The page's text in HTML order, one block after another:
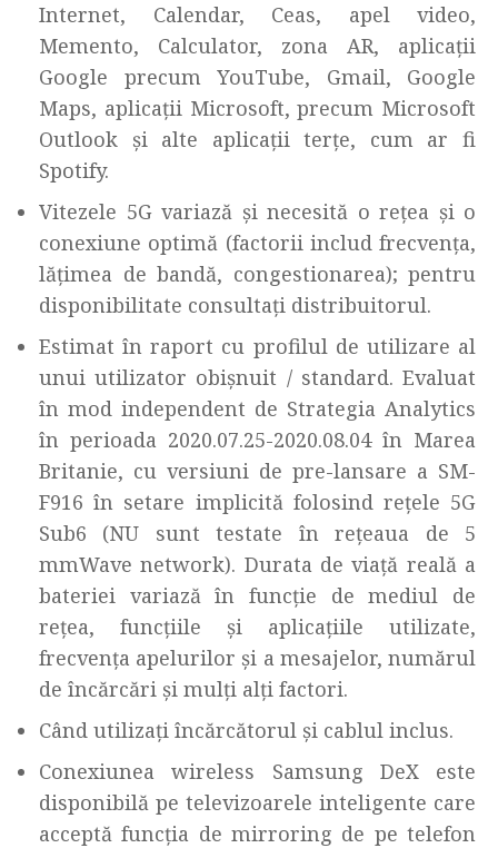
Internet, Calendar, Ceas, apel video,
Memento, Calculator, zona AR, aplicații
Google precum YouTube, Gmail, Google
Maps, aplicații Microsoft, precum Microsoft
Outlook și alte aplicații terțe, cum ar fi
Spotify.
Vitezele 5G variază și necesită o rețea și o
conexiune optimă (factorii includ frecvența,
lățimea de bandă, congestionarea); pentru
disponibilitate consultați distribuitorul.
Estimat în raport cu profilul de utilizare al
unui utilizator obișnuit / standard. Evaluat
în mod independent de Strategia Analytics
în perioada 2020.07.25-2020.08.04 în Marea
Britanie, cu versiuni de pre-lansare a SM-
F916 în setare implicită folosind rețele 5G
Sub6 (NU sunt testate în rețeaua de 5
mmWave network). Durata de viață reală a
bateriei variază în funcție de mediul de
rețea, funcțiile și aplicațiile utilizate,
frecvența apelurilor și a mesajelor, numărul
de încărcări și mulți alți factori.
Când utilizați încărcătorul și cablul inclus.
Conexiunea wireless Samsung DeX este
disponibilă pe televizoarele inteligente care
acceptă funcția de mirroring de pe telefon